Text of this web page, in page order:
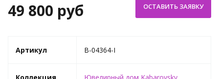
49 800 руб
Артикул B-04364-I